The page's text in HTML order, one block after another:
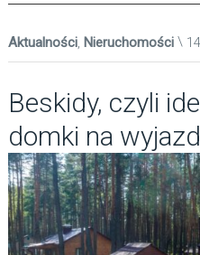
Aktualności, Nieruchomości
Beskidy, czyli
domki na